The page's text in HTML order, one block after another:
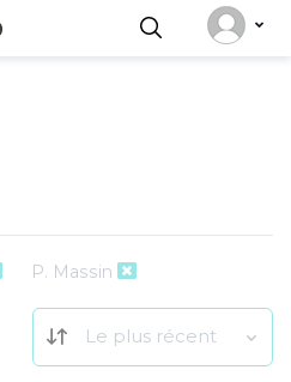
P. Massin
Le plus récent